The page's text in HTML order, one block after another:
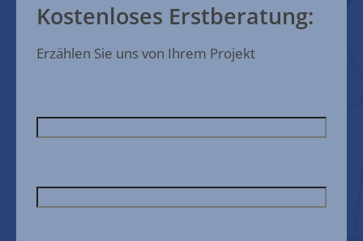
Kostenloses Erstberatung:
Erzählen Sie uns von Ihrem Projekt